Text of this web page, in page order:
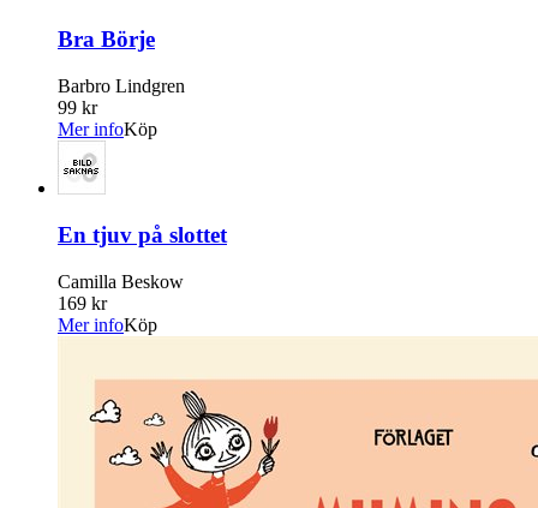
Bra Börje
Barbro Lindgren
99 kr
Mer infoKöp
En tjuv på slottet
Camilla Beskow
169 kr
Mer infoKöp